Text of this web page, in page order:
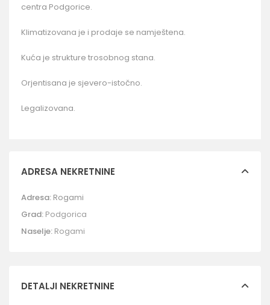
centra Podgorice.
Klimatizovana je i prodaje se namještena.
Kuća je strukture trosobnog stana.
Orjentisana je sjevero-istočno.
Legalizovana.
ADRESA NEKRETNINE
Adresa: Rogami
Grad: Podgorica
Naselje: Rogami
DETALJI NEKRETNINE